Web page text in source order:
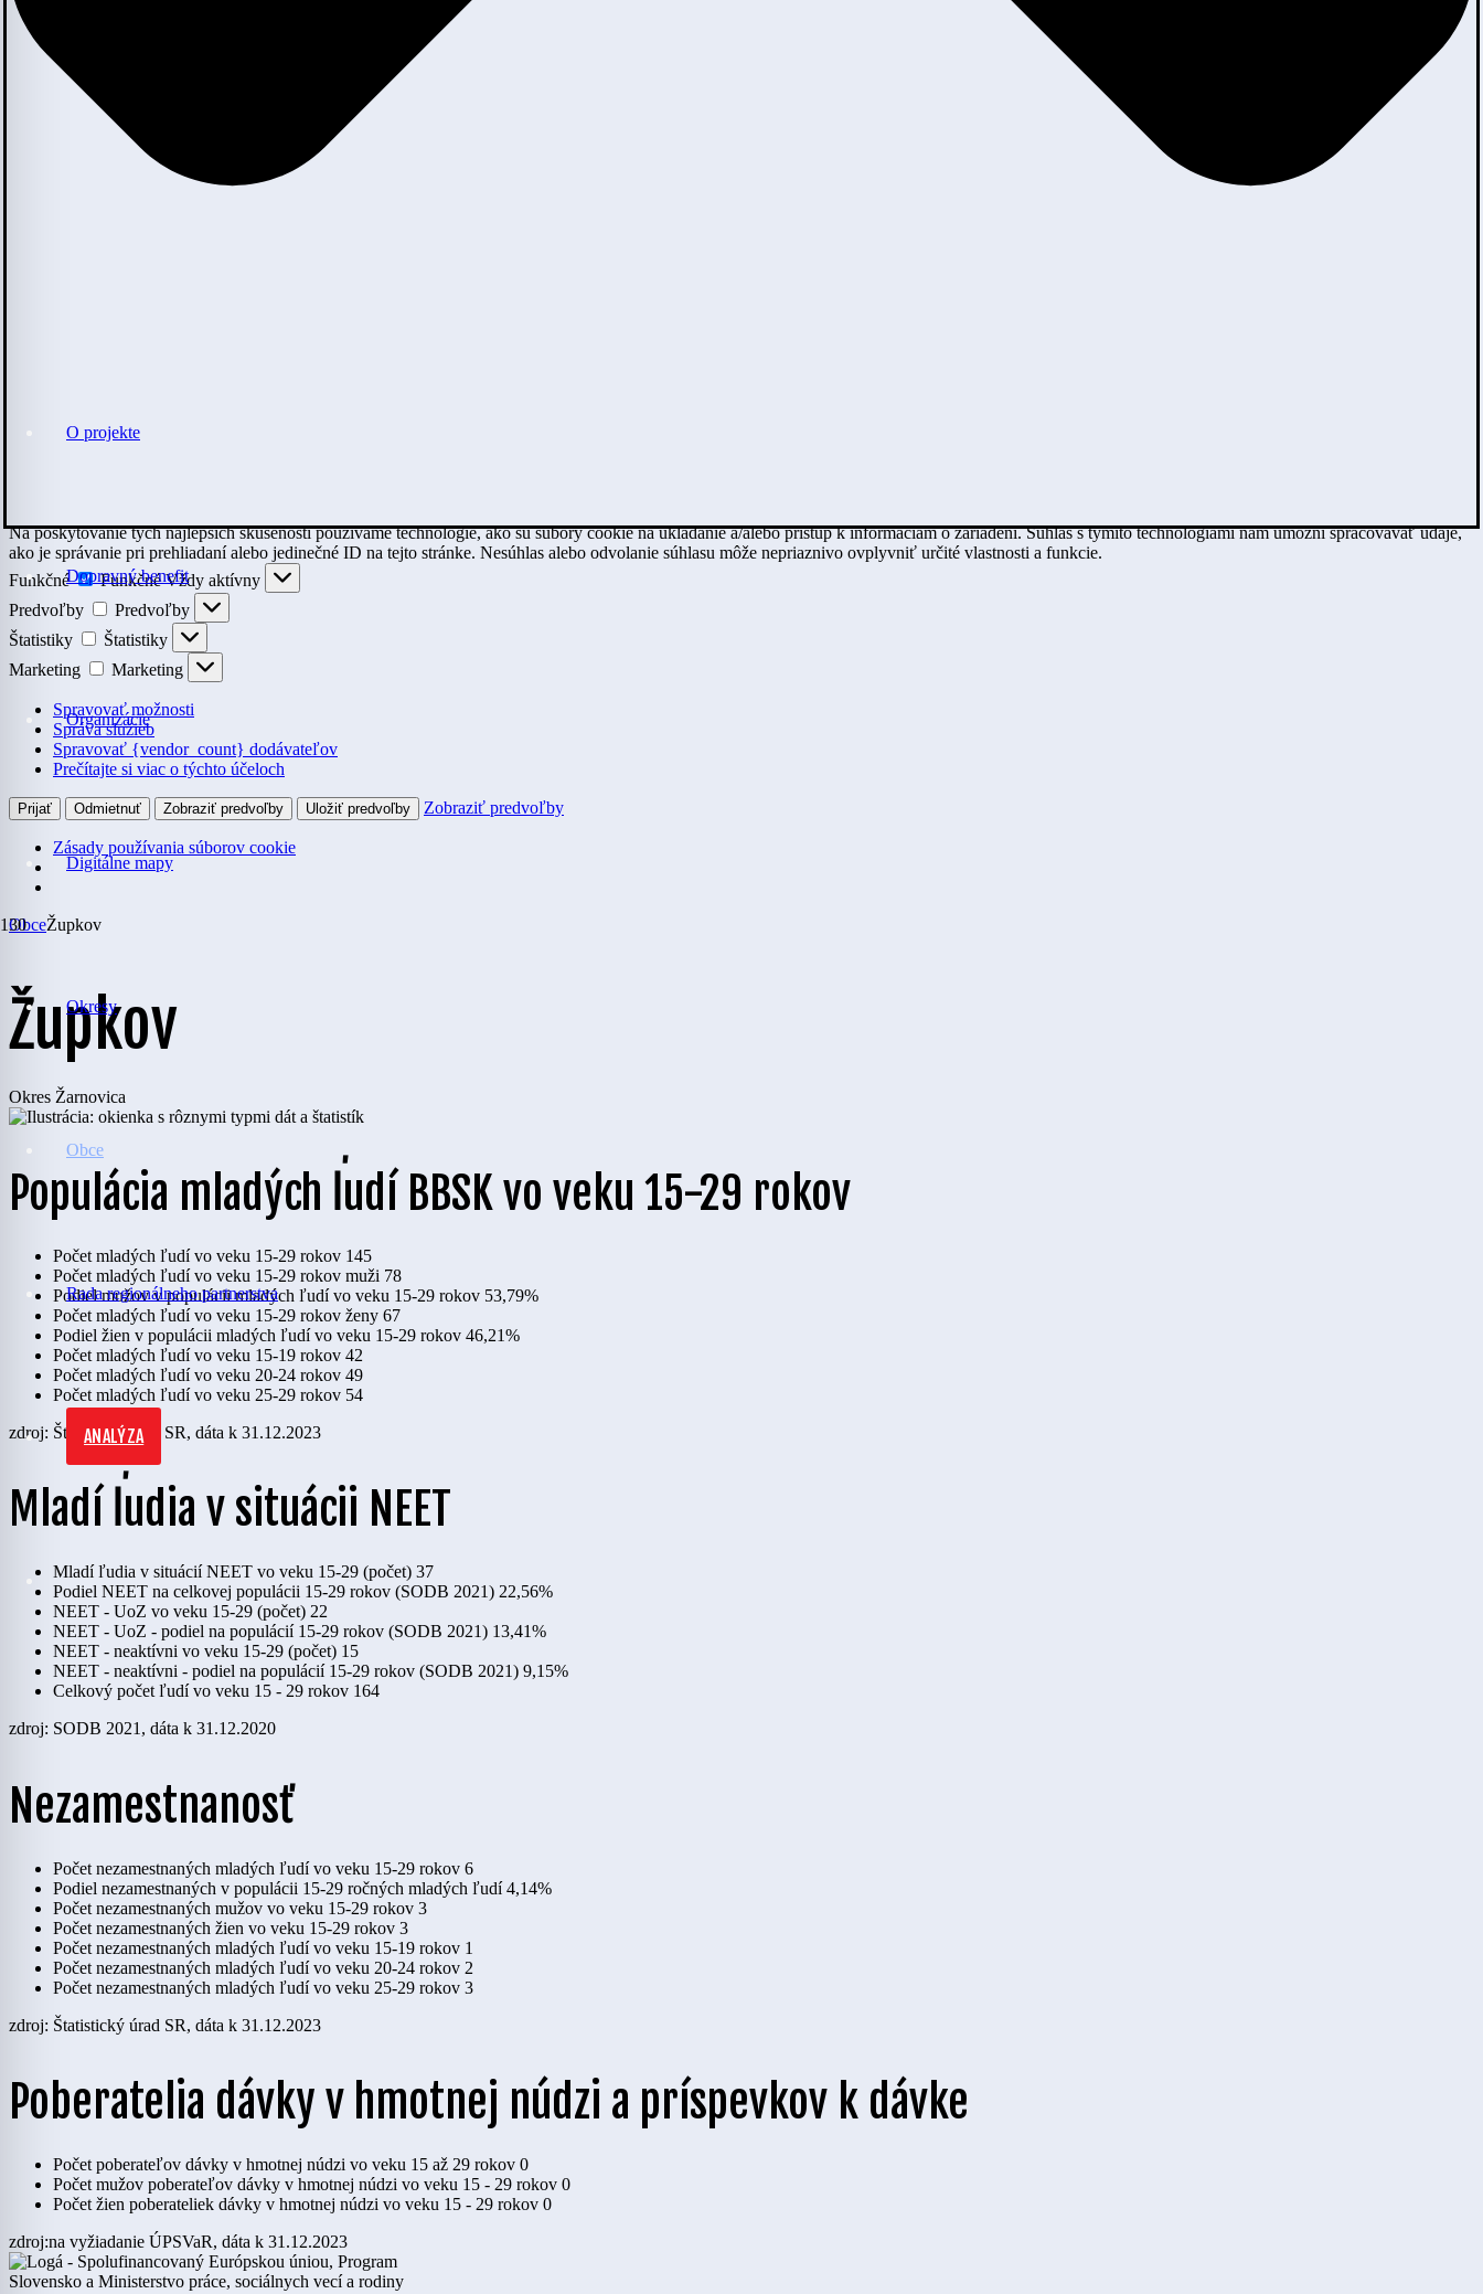
Na poskytovanie tých najlepších skúseností používame technológie, ako sú súbory cookie na ukladanie a/alebo prístup k informáciám o zariadení. Súhlas s týmito technológiami nám umožní spracovávať údaje,
ako je správanie pri prehliadaní alebo jedinečné ID na tejto stránke. Nesúhlas alebo odvolanie súhlasu môže nepriaznivo ovplyvniť určité vlastnosti a funkcie.
Funkčné
Funkčné Vždy aktívny
Predvoľby
Predvoľby
Štatistiky
Štatistiky
Marketing
Marketing
Spravovať možnosti
Správa služieb
Spravovať {vendor_count} dodávateľov
Prečítajte si viac o týchto účeloch
Prijať Odmietnuť Zobraziť predvoľby Uložiť predvoľby Zobraziť predvoľby
Zásady používania súborov cookie
O projekte
Dopravný benefit
Organizácie
Digitálne mapy
Okresy
Obce
Rada regionálneho partnerstva
ANALÝZA
ObceŽupkov
Župkov
Okres Žarnovica
Populácia mladých ľudí BBSK vo veku 15-29 rokov
Počet mladých ľudí vo veku 15-29 rokov 145
Počet mladých ľudí vo veku 15-29 rokov muži 78
Podiel mužov v populácii mladých ľudí vo veku 15-29 rokov 53,79%
Počet mladých ľudí vo veku 15-29 rokov ženy 67
Podiel žien v populácii mladých ľudí vo veku 15-29 rokov 46,21%
Počet mladých ľudí vo veku 15-19 rokov 42
Počet mladých ľudí vo veku 20-24 rokov 49
Počet mladých ľudí vo veku 25-29 rokov 54
zdroj: Štatistický úrad SR, dáta k 31.12.2023
Mladí ľudia v situácii NEET
Mladí ľudia v situácií NEET vo veku 15-29 (počet) 37
Podiel NEET na celkovej populácii 15-29 rokov (SODB 2021) 22,56%
NEET - UoZ vo veku 15-29 (počet) 22
NEET - UoZ - podiel na populácií 15-29 rokov (SODB 2021) 13,41%
NEET - neaktívni vo veku 15-29 (počet) 15
NEET - neaktívni - podiel na populácií 15-29 rokov (SODB 2021) 9,15%
Celkový počet ľudí vo veku 15 - 29 rokov 164
zdroj: SODB 2021, dáta k 31.12.2020
Nezamestnanosť
Počet nezamestnaných mladých ľudí vo veku 15-29 rokov 6
Podiel nezamestnaných v populácii 15-29 ročných mladých ľudí 4,14%
Počet nezamestnaných mužov vo veku 15-29 rokov 3
Počet nezamestnaných žien vo veku 15-29 rokov 3
Počet nezamestnaných mladých ľudí vo veku 15-19 rokov 1
Počet nezamestnaných mladých ľudí vo veku 20-24 rokov 2
Počet nezamestnaných mladých ľudí vo veku 25-29 rokov 3
zdroj: Štatistický úrad SR, dáta k 31.12.2023
Poberatelia dávky v hmotnej núdzi a príspevkov k dávke
Počet poberateľov dávky v hmotnej núdzi vo veku 15 až 29 rokov 0
Počet mužov poberateľov dávky v hmotnej núdzi vo veku 15 - 29 rokov 0
Počet žien poberateliek dávky v hmotnej núdzi vo veku 15 - 29 rokov 0
zdroj:na vyžiadanie ÚPSVaR, dáta k 31.12.2023